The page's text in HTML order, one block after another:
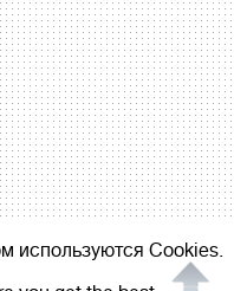
используются Cookies.